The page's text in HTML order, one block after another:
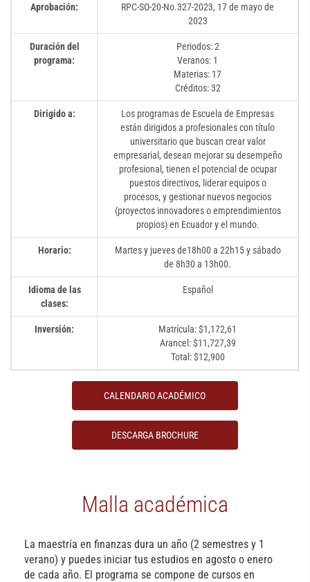
Aprobación:
RPC-SO-20-No.327-2023, 17 de mayo de
2023
Duración del
programa:
Periodos: 2
Veranos: 1
Materias: 17
Créditos: 32
Dirigido a:
Los programas de Escuela de Empresas
están dirigidos a profesionales con título
universitario que buscan crear valor
empresarial, desean mejorar su desempeño
profesional, tienen el potencial de ocupar
puestos directivos, liderar equipos o
procesos, y gestionar nuevos negocios
(proyectos innovadores o emprendimientos
propios) en Ecuador y el mundo.
Horario:
Martes y jueves de18h00 a 22h15 y sábado
de 8h30 a 13h00.
Idioma de las
clases:
Español
Inversión:
Matrícula: $1,172,61
Arancel: $11,727,39
Total: $12,900
CALENDARIO ACADÉMICO
DESCARGA BROCHURE
Malla académica
La maestría en finanzas dura un año (2 semestres y 1
verano) y puedes iniciar tus estudios en agosto o enero
de cada año. El programa se compone de cursos en